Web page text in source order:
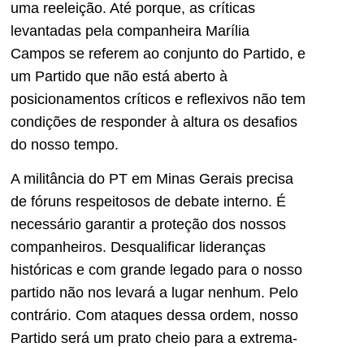
uma reeleição. Até porque, as críticas
levantadas pela companheira Marília
Campos se referem ao conjunto do Partido, e
um Partido que não está aberto à
posicionamentos críticos e reflexivos não tem
condições de responder à altura os desafios
do nosso tempo.
A militância do PT em Minas Gerais precisa
de fóruns respeitosos de debate interno. É
necessário garantir a proteção dos nossos
companheiros. Desqualificar lideranças
históricas e com grande legado para o nosso
partido não nos levará a lugar nenhum. Pelo
contrário. Com ataques dessa ordem, nosso
Partido será um prato cheio para a extrema-